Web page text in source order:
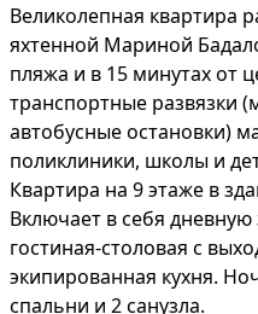
Великолепная квартира
яхтенной Мариной
пляжа и в 15 минутах от
транспортные развязки
автобусные остановки)
поликлиники, школы и
Квартира на 9 этаже в
Включает в себя
гостиная-столовая с
экипированная кухня.
спальни и 2 санузла.